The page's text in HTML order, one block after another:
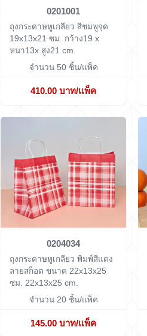
0201001
ถุงกระดาษหูเกลียว สีชมพูจุด
19x13x21 ซม. กว้าง19 x
หนา13x สูง21 cm.
จำนวน 50 ชิ้น/แพ็ค
410.00 บาท/แพ็ค
0204034
ถุงกระดาษหูเกลียว พิมพ์สีแดง
ลายสก็อต ขนาด 22x13x25
ซม. 22x13x25 cm.
จำนวน 20 ชิ้น/แพ็ค
145.00 บาท/แพ็ค